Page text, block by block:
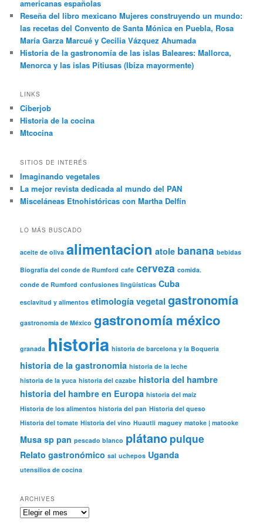
americanas españolas
Reseña del libro mexicano Mujeres construyendo un mundo:
las recetas del Convento de Santa Mónica en Puebla, Rosa
María Garza Marcué y Cecilia Vázquez Ahumada
Historia de la gastronomía de las islas Baleares: Mallorca,
Menorca y las islas Pitiusas (Ibiza mayormente)
LINKS
Ciberjob
Historia de la cocina
Mtcocina
SITIOS DE INTERÉS
Imaginando vegetales
La mejor revista dedicada al mundo del PAN
Misceláneas Etnohistóricas con Martha Delfín
LO MÁS BUSCADO
aceite de oliva alimentacion atole banana bebidas
Biografía del conde de Rumford cafe cerveza comida.
conde de Rumford confusiones lingüísticas Cuba
esclavitud y alimentos etimología vegetal gastronomía
gastronomía de México gastronomía méxico
granada historia historia de barcelona y la Boqueria
historia de la gastronomia historia de la leche
historia de la yuca historia del cazabe historia del hambre
historia del hambre en Europa historia del maíz
Historia de los alimentos historia del pan Historia del queso
Historia del tomate Historia del vino Huautli maguey matoke | matooke
Musa sp pan pescado blanco plátano pulque
Relato gastronómico sal uchepos Uganda
utensilios de cocina
ARCHIVES
Archives